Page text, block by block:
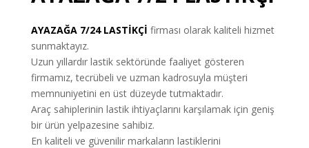
AYAZAĞA 7/24 LASTİKÇİ firması olarak kaliteli hizmet
sunmaktayız.
Uzun yıllardır lastik sektöründe faaliyet gösteren
firmamız, tecrübeli ve uzman kadrosuyla müşteri
memnuniyetini en üst düzeyde tutmaktadır.
Araç sahiplerinin lastik ihtiyaçlarını karşılamak için geniş
bir ürün yelpazesine sahibiz.
En kaliteli ve güvenilir markaların lastiklerini